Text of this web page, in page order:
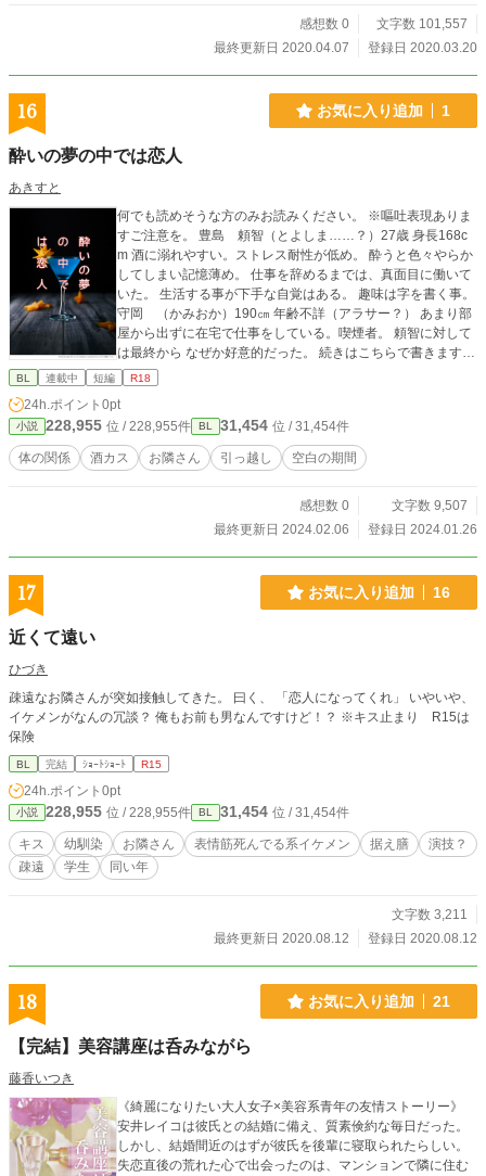
感想数 0
文字数 101,557
最終更新日 2020.04.07
登録日 2020.03.20
16 お気に入り追加 1
酔いの夢の中では恋人
あきすと
何でも読めそうな方のみお読みください。 ※嘔吐表現ありま
すご注意を。 豊島 頼智（とよしま……？）27歳 身長168c
m 酒に溺れやすい。ストレス耐性が低め。 酔うと色々やらか
してしまい記憶薄め。 仕事を辞めるまでは、真面目に働いて
いた。 生活する事が下手な自覚はある。 趣味は字を書く事。
守岡 （かみおか）190㎝ 年齢不詳（アラサー？） あまり部
屋から出ずに在宅で仕事をしている。喫煙者。 頼智に対して
は最終から なぜか好意的だった。 続きはこちらで書きます。
セフレ？から恋人になっていくんだと思います。 頼智の名
てください。
BL 連載中 短編 R18
24h.ポイント 0pt
小説 228,955 位 / 228,955件 BL 31,454 位 / 31,454件
体の関係 酒カス お隣さん 引っ越し 空白の期間
感想数 0
文字数 9,507
最終更新日 2024.02.06
登録日 2024.01.26
17 お気に入り追加 16
近くて遠い
ひづき
疎遠なお隣さんが突如接触してきた。 曰く、 「恋人になってくれ」 いやいや、
イケメンがなんの冗談？ 俺もお前も男なんですけど！？ ※キス止まり R15は
保険
BL 完結 ｼｮｰﾄｼｮｰﾄ R15
24h.ポイント 0pt
小説 228,955 位 / 228,955件 BL 31,454 位 / 31,454件
キス 幼馴染 お隣さん 表情筋死んでる系イケメン 据え膳
演技？
疎遠
学生 同い年
文字数 3,211
最終更新日 2020.08.12
登録日 2020.08.12
18 お気に入り追加 21
【完結】美容講座は呑みながら
藤香いつき
《綺麗になりたい大人女子×美容系青年の友情ストーリー》
安井レイコは彼氏との結婚に備え、質素倹約な毎日だった。
しかし、結婚間近のはずが彼氏を後輩に寝取られたらしい。
失恋直後の荒れた心で出会ったのは、マンションで隣に住む